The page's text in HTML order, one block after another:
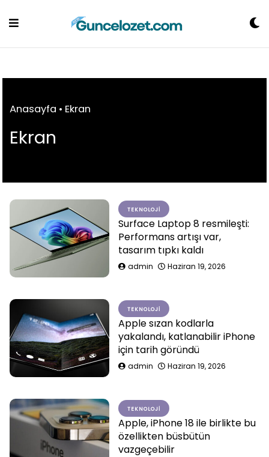
Anasayfa • Ekran
Ekran
TEKNOLOJI
Surface Laptop 8 resmileşti:
Performans artışı var,
tasarım tıpkı kaldı
admin Haziran 19, 2026
TEKNOLOJI
Apple sızan kodlarla
yakalandı, katlanabilir iPhone
için tarih göründü
admin Haziran 19, 2026
TEKNOLOJI
Apple, iPhone 18 ile birlikte bu
özellikten büsbütün
vazgeçebilir